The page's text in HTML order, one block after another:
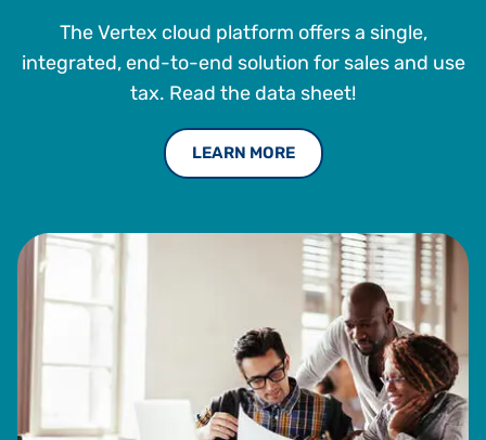
The Vertex cloud platform offers a single,
integrated, end-to-end solution for sales and use
tax. Read the data sheet!
LEARN MORE